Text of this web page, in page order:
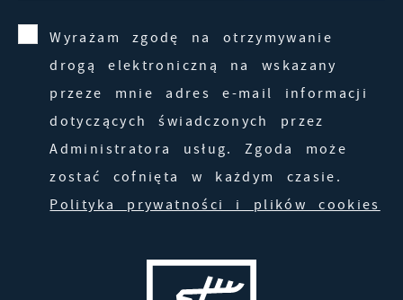
Wyrażam zgodę na otrzymywanie
drogą elektroniczną na wskazany
przeze mnie adres e-mail informacji
dotyczących świadczonych przez
Administratora usług. Zgoda może
zostać cofnięta w każdym czasie.
Polityka prywatności i plików cookies